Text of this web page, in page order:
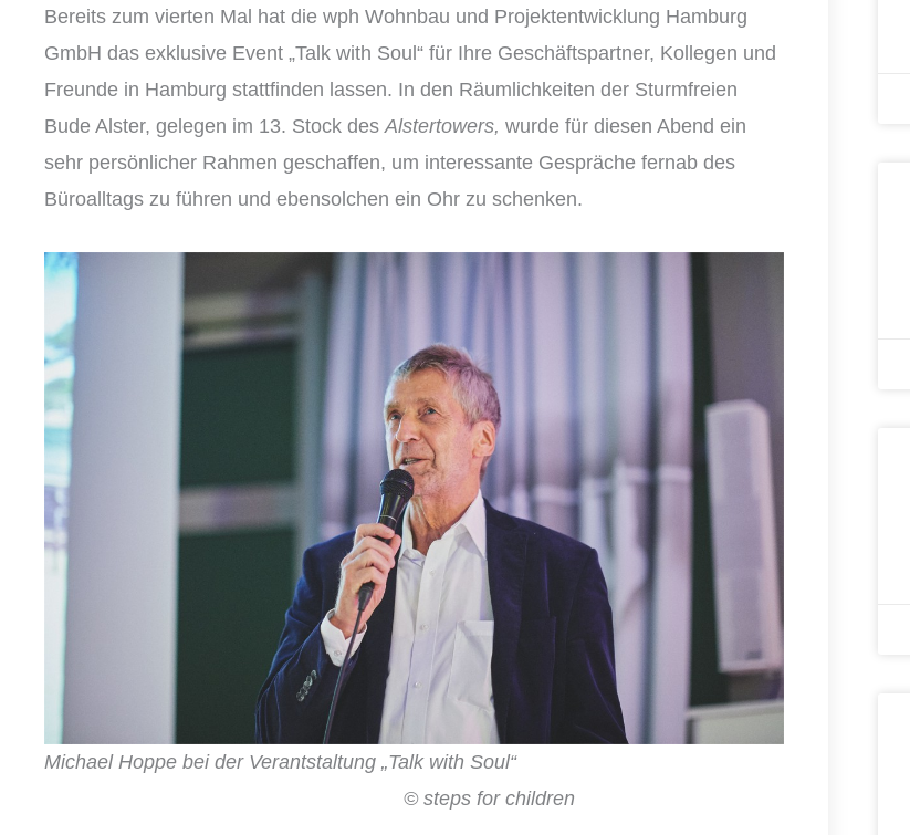
Bereits zum vierten Mal hat die wph Wohnbau und Projektentwicklung Hamburg
GmbH das exklusive Event „Talk with Soul“ für Ihre Geschäftspartner, Kollegen und
Freunde in Hamburg stattfinden lassen. In den Räumlichkeiten der Sturmfreien
Bude Alster, gelegen im 13. Stock des Alstertowers, wurde für diesen Abend ein
sehr persönlicher Rahmen geschaffen, um interessante Gespräche fernab des
Büroalltags zu führen und ebensolchen ein Ohr zu schenken.
Michael Hoppe bei der Verantstaltung „Talk with Soul“
© steps for children